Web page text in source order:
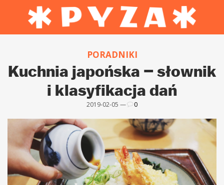
PORADNIKI
Kuchnia japońska – słownik
i klasyfikacja dań
2019-02-05 — 0